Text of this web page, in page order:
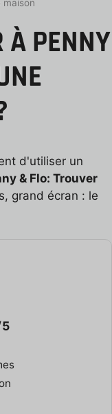
maison
À PENNY
d'utiliser un
& Flo: Trouver
grand écran : le